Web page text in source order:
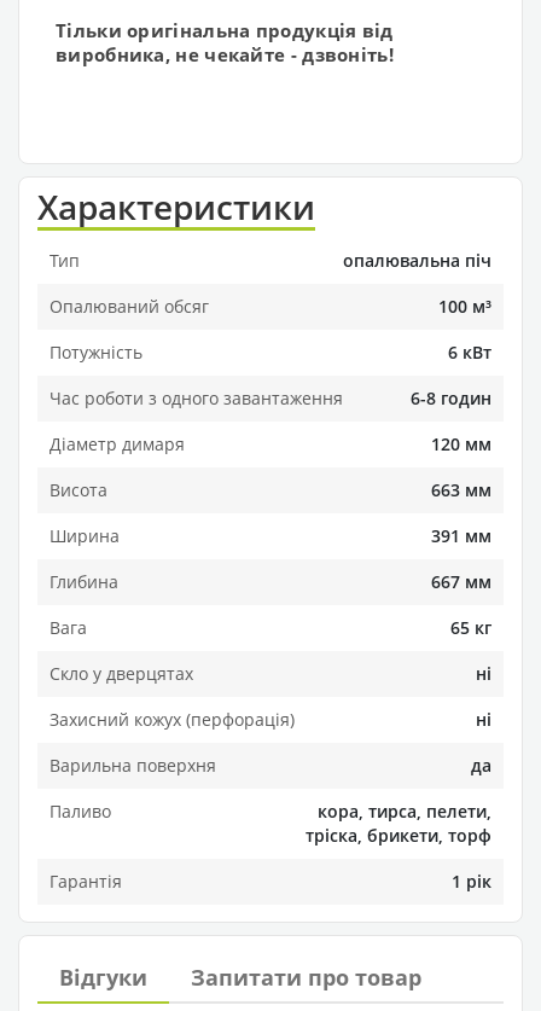
Тільки оригінальна продукція від
виробника, не чекайте - дзвоніть!
Характеристики
Тип
опалювальна піч
Опалюваний обсяг
100 м³
Потужність
6 кВт
Час роботи з одного завантаження
6-8 годин
Діаметр димаря
120 мм
Висота
663 мм
Ширина
391 мм
Глибина
667 мм
Вага
65 кг
Скло у дверцятах
ні
Захисний кожух (перфорація)
ні
Варильна поверхня
да
Паливо
кора, тирса, пелети,
тріска, брикети, торф
Гарантія
1 рік
Відгуки Запитати про товар